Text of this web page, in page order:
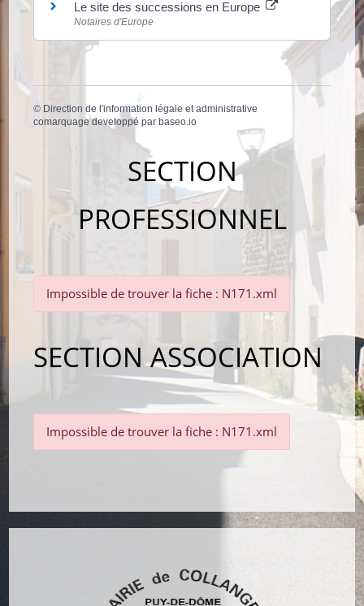
Le site des successions en Europe
Notaires d'Europe
© Direction de l'information légale et administrative
comarquage developpé par baseo.io
SECTION
PROFESSIONNEL
Impossible de trouver la fiche : N171.xml
SECTION ASSOCIATION
Impossible de trouver la fiche : N171.xml